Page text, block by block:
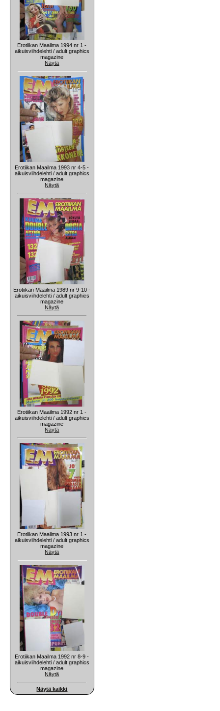
Erotiikan Maailma 1994 nr 1 -
aikuisviihdelehti / adult graphics
magazine
Näytä
Erotiikan Maailma 1993 nr 4-5 -
aikuisviihdelehti / adult graphics
magazine
Näytä
Erotiikan Maailma 1989 nr 9-10 -
aikuisviihdelehti / adult graphics
magazine
Näytä
Erotiikan Maailma 1992 nr 1 -
aikuisviihdelehti / adult graphics
magazine
Näytä
Erotiikan Maailma 1993 nr 1 -
aikuisviihdelehti / adult graphics
magazine
Näytä
Erotiikan Maailma 1992 nr 8-9 -
aikuisviihdelehti / adult graphics
magazine
Näytä
Näytä kaikki